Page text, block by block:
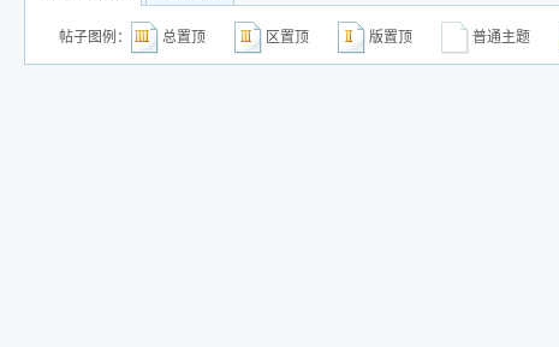
帖子图例： 总置顶 区置顶 版置顶 普通主题